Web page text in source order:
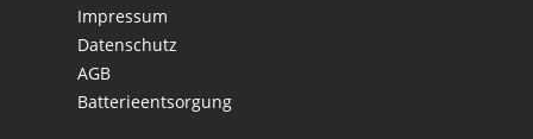
Impressum
Datenschutz
AGB
Batterieentsorgung